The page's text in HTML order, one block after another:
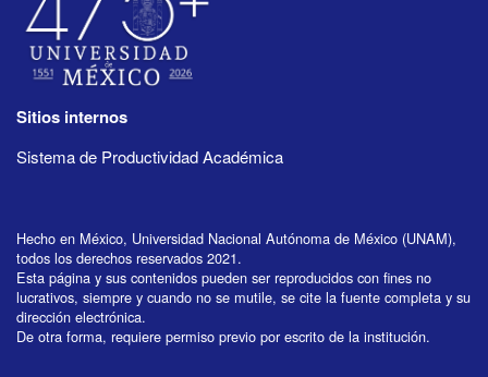
Sitios internos
Sistema de Productividad Académica
Hecho en México, Universidad Nacional Autónoma de México (UNAM),
todos los derechos reservados 2021.
Esta página y sus contenidos pueden ser reproducidos con fines no
lucrativos, siempre y cuando no se mutile, se cite la fuente completa y su
dirección electrónica.
De otra forma, requiere permiso previo por escrito de la institución.